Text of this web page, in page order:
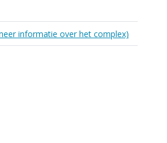
informatie over het complex)